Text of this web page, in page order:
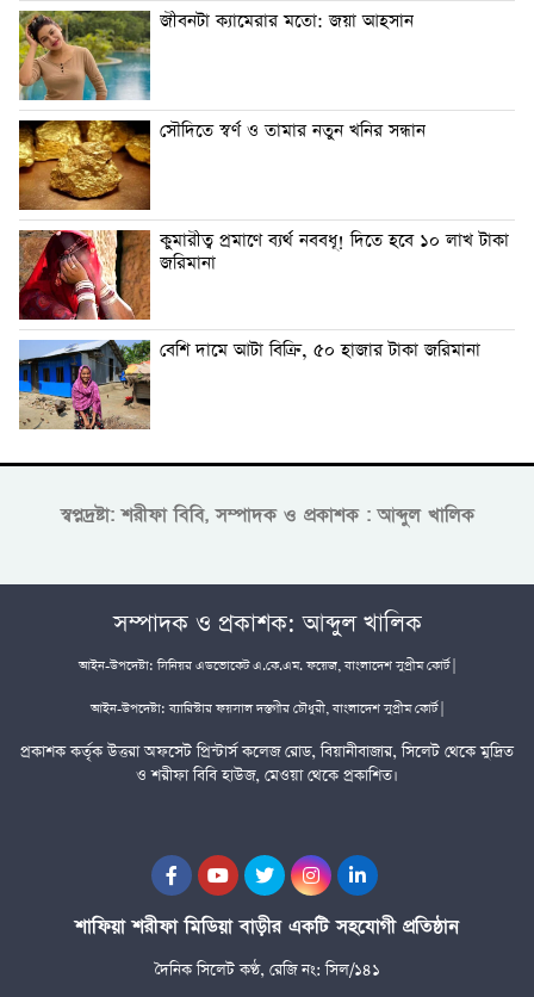
জীবনটা ক্যামেরার মতো: জয়া আহসান
সৌদিতে স্বর্ণ ও তামার নতুন খনির সন্ধান
কুমারীত্ব প্রমাণে ব্যর্থ নববধূ! দিতে হবে ১০ লাখ টাকা
জরিমানা
বেশি দামে আটা বিক্রি, ৫০ হাজার টাকা জরিমানা
স্বপ্নদ্রষ্টা: শরীফা বিবি, সম্পাদক ও প্রকাশক : আব্দুল খালিক
সম্পাদক ও প্রকাশক: আব্দুল খালিক
আইন-উপদেষ্টা: সিনিয়র এডভোকেট এ.কে.এম. ফয়েজ, বাংলাদেশ সুপ্রীম কোর্ট |
আইন-উপদেষ্টা: ব্যারিস্টার ফয়সাল দস্তগীর চৌধুরী, বাংলাদেশ সুপ্রীম কোর্ট |
প্রকাশক কর্তৃক উত্তরা অফসেট প্রিন্টার্স কলেজ রোড, বিয়ানীবাজার, সিলেট থেকে মুদ্রিত
ও শরীফা বিবি হাউজ, মেওয়া থেকে প্রকাশিত।
শাফিয়া শরীফা মিডিয়া বাড়ীর একটি সহযোগী প্রতিষ্ঠান
দৈনিক সিলেট কণ্ঠ, রেজি নং: সিল/১৪১